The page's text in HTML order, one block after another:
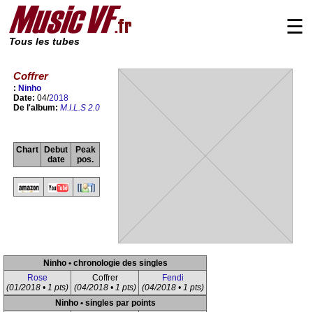
Tous les tubes
☰
Coffrer
: Ninho
Date: 04/2018
De l'album: M.I.L.S 2.0
Chart
Debut
date
Peak
pos.
Ninho • chronologie des singles
Rose
(01/2018 • 1 pts)
Coffrer
(04/2018 • 1 pts)
Fendi
(04/2018 • 1 pts)
Ninho • singles par points